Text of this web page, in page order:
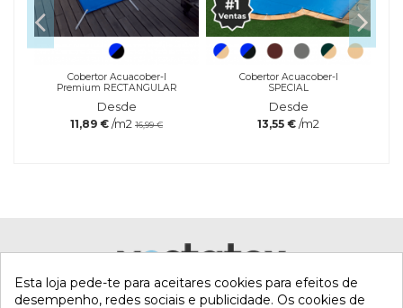
Cobertor Acuacober-I
Premium RECTANGULAR
Desde
11,89 € /m2 16,99 €
Cobertor Acuacober-I
SPECIAL
Desde
13,55 € /m2
Esta loja pede-te para aceitares cookies para efeitos de
desempenho, redes sociais e publicidade. Os cookies de